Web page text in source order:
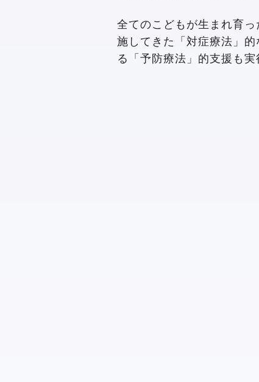
全てのこどもが生まれ育
施してきた「対症療法」
る「予防療法」的支援も